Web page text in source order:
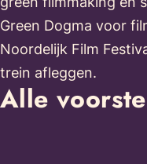
Green Dogma voor
Noordelijk Film
trein afleggen.
Alle